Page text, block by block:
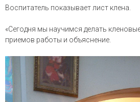
Воспитатель показывает лист клена.
«Сегодня мы научимся делать
приемов работы и объяснение.